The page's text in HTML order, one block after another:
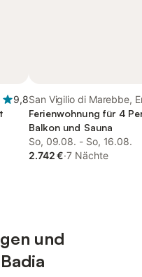
9,8San Vigilio di Marebbe,
Ferienwohnung für 4
Balkon und Sauna
So, 09.08. - So, 16.08.
2.742 €·7 Nächte
und